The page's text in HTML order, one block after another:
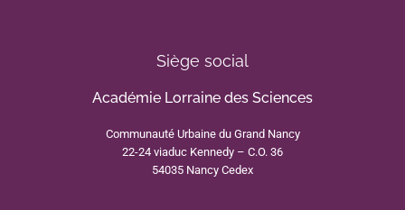
Siège social
Académie Lorraine des Sciences
Communauté Urbaine du Grand Nancy
22-24 viaduc Kennedy – C.O. 36
54035 Nancy Cedex